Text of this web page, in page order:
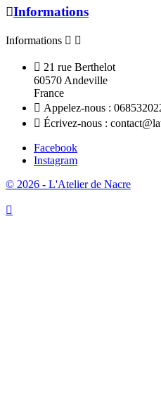
Informations
Informations  
 21 rue Berthelot
60570 Andeville
France
 Appelez-nous :
 Écrivez-nous :
Facebook
Instagram
© 2026 - L'Atelier de Nacre
